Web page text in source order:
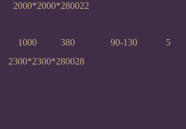
2000*2000*280022
1000 380 90-130
2300*2300*280028